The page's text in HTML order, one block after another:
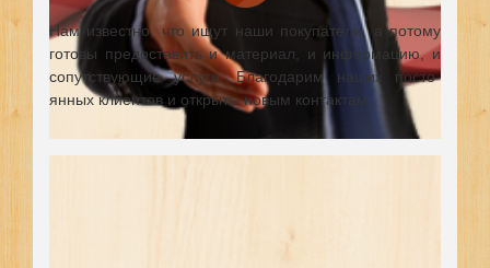
Нам известно, что ищут наши покупатели, а потому
готовы предоставить и материал, и информацию, и
сопутствующие услуги. Благодарим наших посто-
янных клиентов и открыты новым контактам.